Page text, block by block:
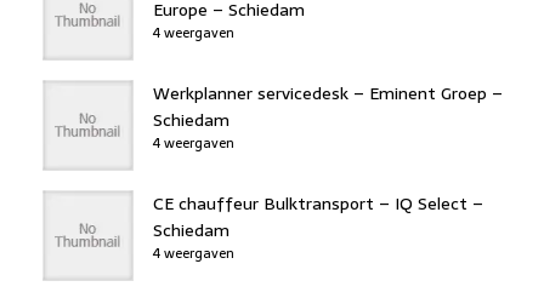
Europe – Schiedam
4 weergaven
Werkplanner servicedesk – Eminent Groep –
Schiedam
4 weergaven
CE chauffeur Bulktransport – IQ Select –
Schiedam
4 weergaven